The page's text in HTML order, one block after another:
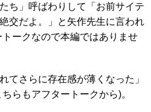
ち」呼ばわりして「お前サイテ
交だよ。」と矢作先生に言われ
ークなので本編ではありませ
てさらに存在感が薄くなった」
らもアフタートークから)。